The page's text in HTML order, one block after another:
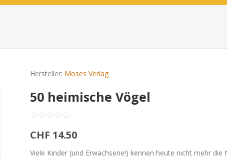
Hersteller: Moses Verlag
50 heimische Vögel
CHF 14.50
Viele Kinder (und Erwachsene!) kennen heute nicht mehr